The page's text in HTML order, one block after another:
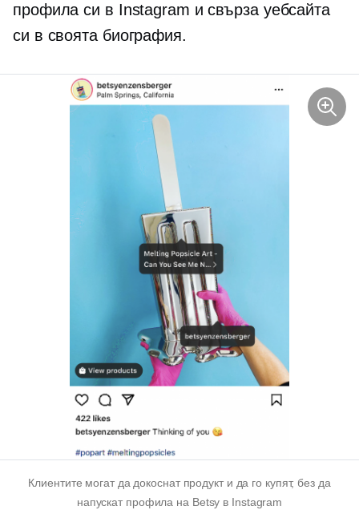
профила си в Instagram и свърза уебсайта
си в своята биография.
Клиентите могат да докоснат продукт и да го купят, без да
напускат профила на Betsy в Instagram